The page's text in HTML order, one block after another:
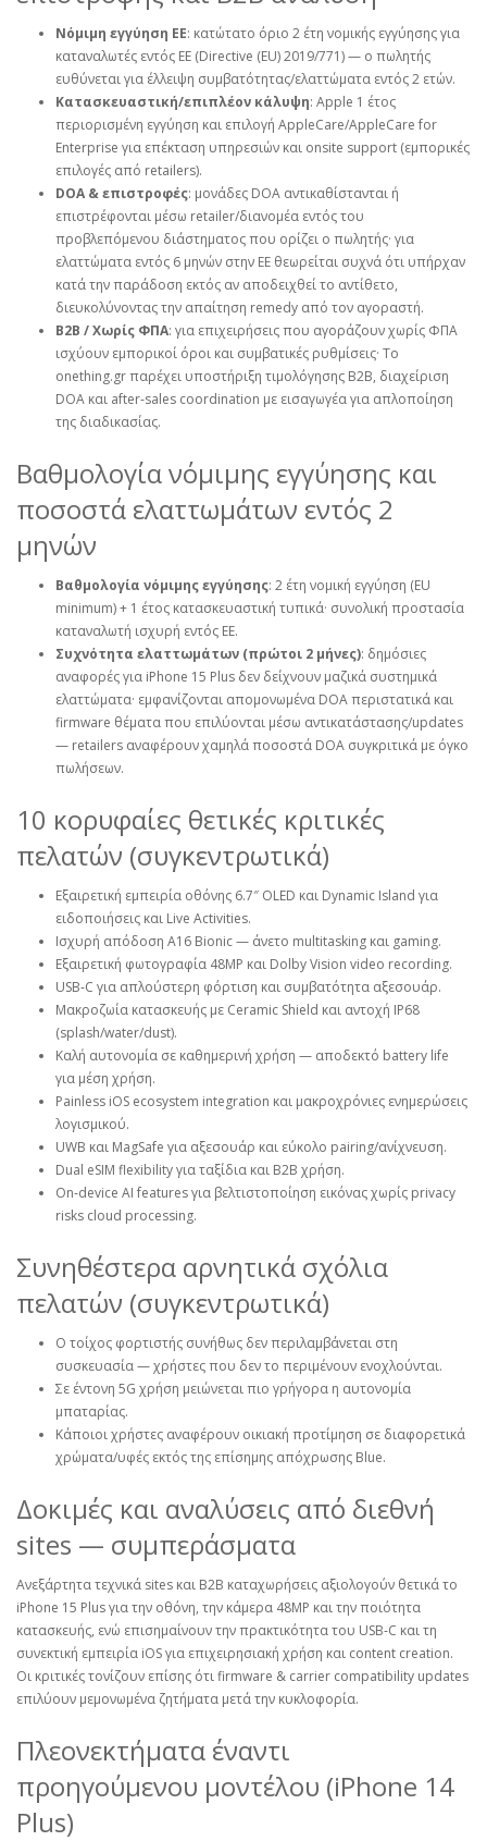
Νόμιμη εγγύηση ΕΕ: κατώτατο όριο 2 έτη νομικής εγγύησης για
καταναλωτές εντός ΕΕ (Directive (EU) 2019/771) — ο πωλητής
ευθύνεται για έλλειψη συμβατότητας/ελαττώματα εντός 2 ετών.
Κατασκευαστική/επιπλέον κάλυψη: Apple 1 έτος
περιορισμένη εγγύηση και επιλογή AppleCare/AppleCare for
Enterprise για επέκταση υπηρεσιών και onsite support (εμπορικές
επιλογές από retailers).
DOA & επιστροφές: μονάδες DOA αντικαθίστανται ή
επιστρέφονται μέσω retailer/διανομέα εντός του
προβλεπόμενου διάστηματος που ορίζει ο πωλητής· για
ελαττώματα εντός 6 μηνών στην ΕΕ θεωρείται συχνά ότι υπήρχαν
κατά την παράδοση εκτός αν αποδειχθεί το αντίθετο,
διευκολύνοντας την απαίτηση remedy από τον αγοραστή.
B2B / Χωρίς ΦΠΑ: για επιχειρήσεις που αγοράζουν χωρίς ΦΠΑ
ισχύουν εμπορικοί όροι και συμβατικές ρυθμίσεις· Το
onething.gr παρέχει υποστήριξη τιμολόγησης B2B, διαχείριση
DOA και after‑sales coordination με εισαγωγέα για απλοποίηση
της διαδικασίας.
Βαθμολογία νόμιμης εγγύησης και
ποσοστά ελαττωμάτων εντός 2
μηνών
Βαθμολογία νόμιμης εγγύησης: 2 έτη νομική εγγύηση (EU
minimum) + 1 έτος κατασκευαστική τυπικά· συνολική προστασία
καταναλωτή ισχυρή εντός ΕΕ.
Συχνότητα ελαττωμάτων (πρώτοι 2 μήνες): δημόσιες
αναφορές για iPhone 15 Plus δεν δείχνουν μαζικά συστημικά
ελαττώματα· εμφανίζονται απομονωμένα DOA περιστατικά και
firmware θέματα που επιλύονται μέσω αντικατάστασης/updates
— retailers αναφέρουν χαμηλά ποσοστά DOA συγκριτικά με όγκο
πωλήσεων.
10 κορυφαίες θετικές κριτικές
πελατών (συγκεντρωτικά)
Εξαιρετική εμπειρία οθόνης 6.7″ OLED και Dynamic Island για
ειδοποιήσεις και Live Activities.
Ισχυρή απόδοση A16 Bionic — άνετο multitasking και gaming.
Εξαιρετική φωτογραφία 48MP και Dolby Vision video recording.
USB‑C για απλούστερη φόρτιση και συμβατότητα αξεσουάρ.
Μακροζωία κατασκευής με Ceramic Shield και αντοχή IP68
(splash/water/dust).
Καλή αυτονομία σε καθημερινή χρήση — αποδεκτό battery life
για μέση χρήση.
Painless iOS ecosystem integration και μακροχρόνιες ενημερώσεις
λογισμικού.
UWB και MagSafe για αξεσουάρ και εύκολο pairing/ανίχνευση.
Dual eSIM flexibility για ταξίδια και B2B χρήση.
On‑device AI features για βελτιστοποίηση εικόνας χωρίς privacy
risks cloud processing.
Συνηθέστερα αρνητικά σχόλια
πελατών (συγκεντρωτικά)
Ο τοίχος φορτιστής συνήθως δεν περιλαμβάνεται στη
συσκευασία — χρήστες που δεν το περιμένουν ενοχλούνται.
Σε έντονη 5G χρήση μειώνεται πιο γρήγορα η αυτονομία
μπαταρίας.
Κάποιοι χρήστες αναφέρουν οικιακή προτίμηση σε διαφορετικά
χρώματα/υφές εκτός της επίσημης απόχρωσης Blue.
Δοκιμές και αναλύσεις από διεθνή
sites — συμπεράσματα
Ανεξάρτητα τεχνικά sites και B2B καταχωρήσεις αξιολογούν θετικά το
iPhone 15 Plus για την οθόνη, την κάμερα 48MP και την ποιότητα
κατασκευής, ενώ επισημαίνουν την πρακτικότητα του USB‑C και τη
συνεκτική εμπειρία iOS για επιχειρησιακή χρήση και content creation.
Οι κριτικές τονίζουν επίσης ότι firmware & carrier compatibility updates
επιλύουν μεμονωμένα ζητήματα μετά την κυκλοφορία.
Πλεονεκτήματα έναντι
προηγούμενου μοντέλου (iPhone 14
Plus)